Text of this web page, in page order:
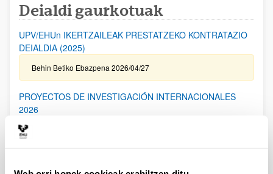
Deialdi gaurkotuak
UPV/EHUn IKERTZAILEAK PRESTATZEKO KONTRATAZIO
DEIALDIA (2025)
Behin Betiko Ebazpena 2026/04/27
PROYECTOS DE INVESTIGACIÓN INTERNACIONALES
2026